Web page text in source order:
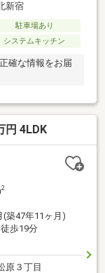
新宿
駐車場あり
システムキッチン
確な情報をお届
円 4LDK
2
(築47年11ヶ月)
歩19分
原３丁目